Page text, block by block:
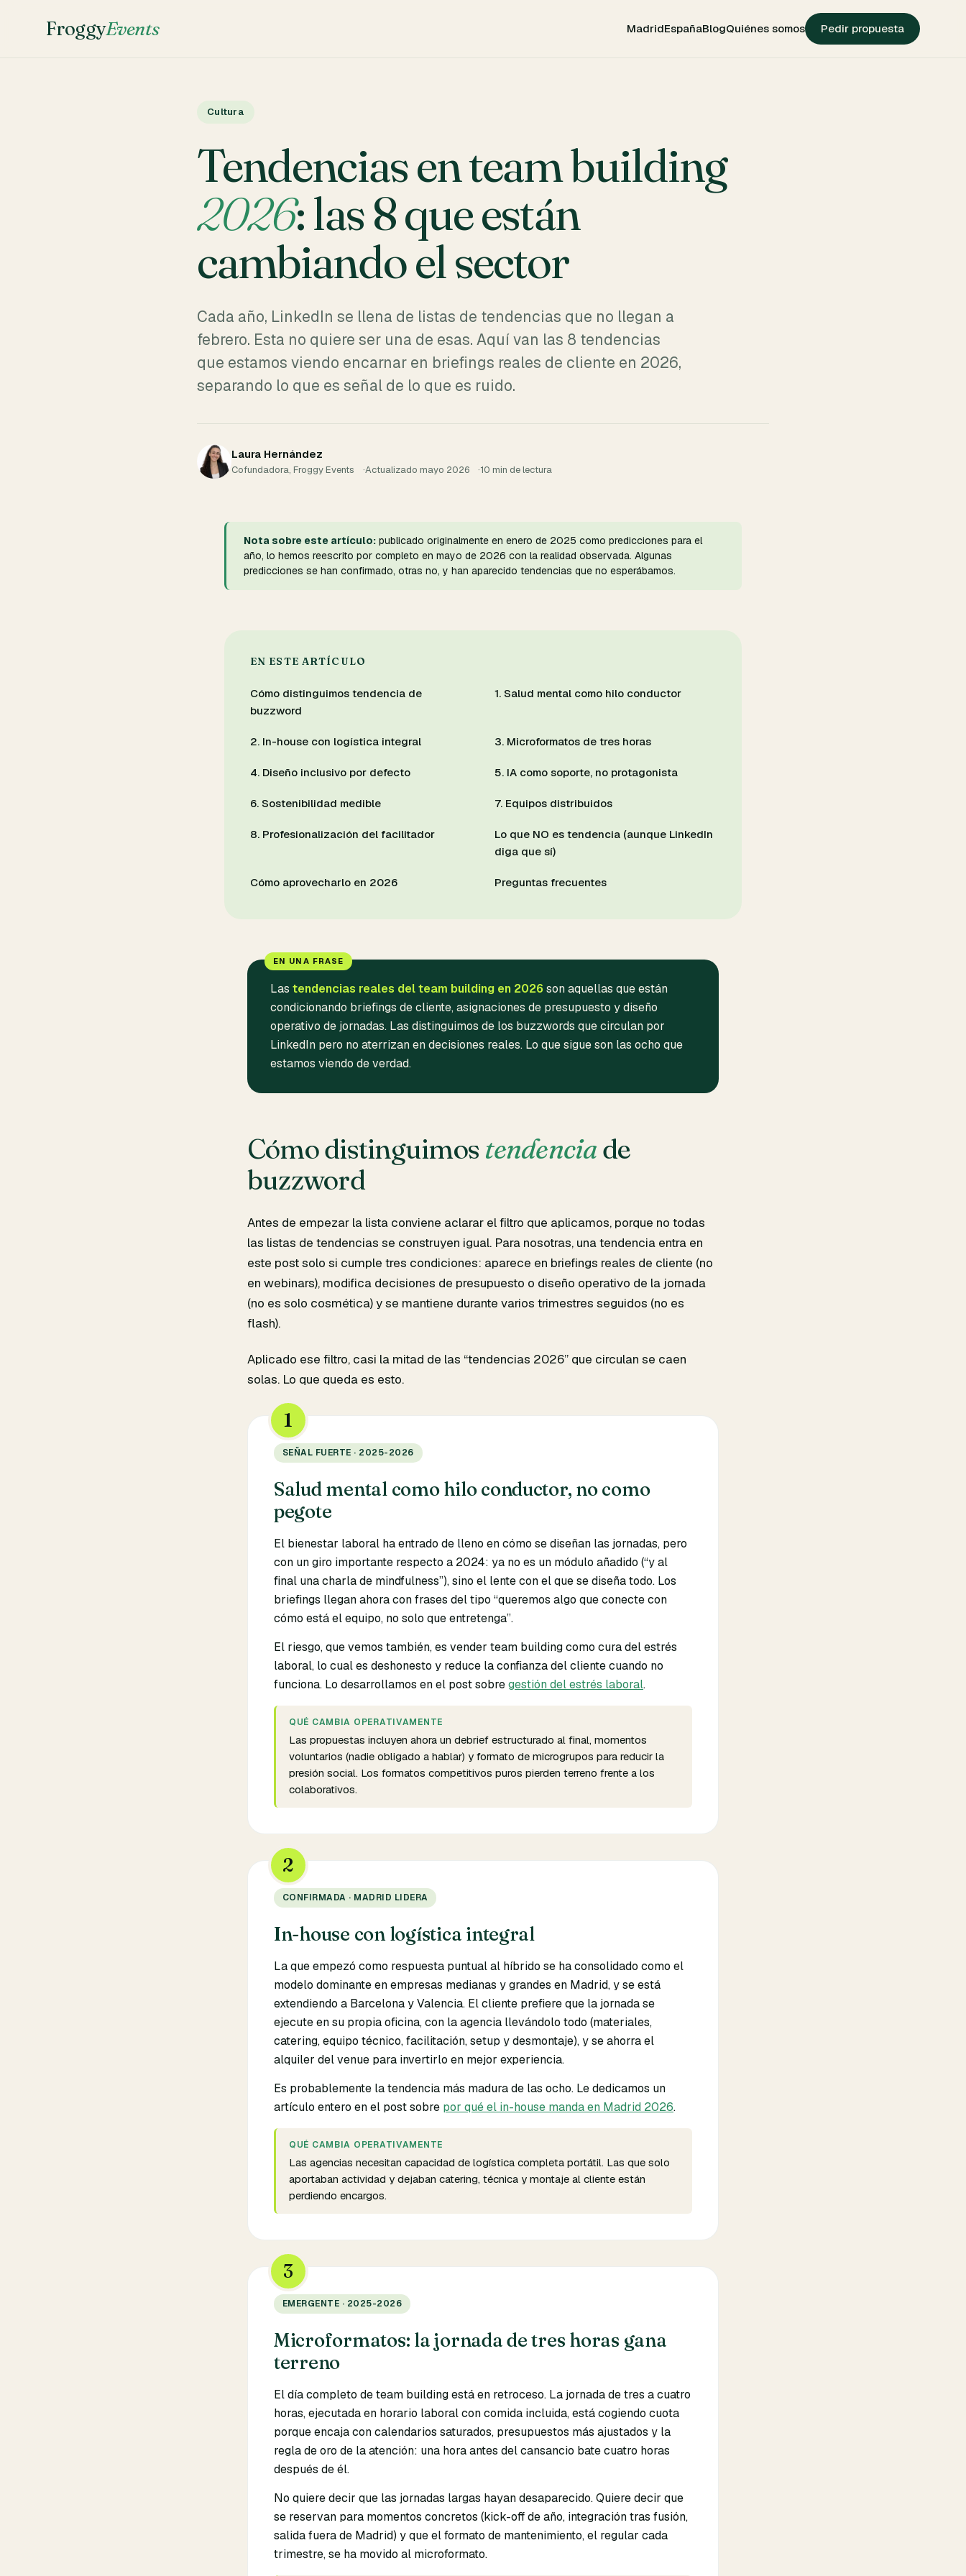
FroggyEvents MadridEspañaBlogQuiénes somos Pedir propuesta
Cultura
Tendencias en team building
2026: las 8 que están
cambiando el sector
Cada año, LinkedIn se llena de listas de tendencias que no llegan a
febrero. Esta no quiere ser una de esas. Aquí van las 8 tendencias
que estamos viendo encarnar en briefings reales de cliente en 2026,
separando lo que es señal de lo que es ruido.
Laura Hernández
Cofundadora, Froggy Events Actualizado mayo 2026 10 min de lectura
Nota sobre este artículo: publicado originalmente en enero de 2025 como predicciones para el
año, lo hemos reescrito por completo en mayo de 2026 con la realidad observada. Algunas
predicciones se han confirmado, otras no, y han aparecido tendencias que no esperábamos.
EN ESTE ARTÍCULO
Cómo distinguimos tendencia de
buzzword
1. Salud mental como hilo conductor
2. In-house con logística integral 3. Microformatos de tres horas
4. Diseño inclusivo por defecto 5. IA como soporte, no protagonista
6. Sostenibilidad medible 7. Equipos distribuidos
8. Profesionalización del facilitador
Lo que NO es tendencia (aunque LinkedIn
diga que sí)
Cómo aprovecharlo en 2026 Preguntas frecuentes
Las tendencias reales del team building en 2026 son aquellas que están
condicionando briefings de cliente, asignaciones de presupuesto y diseño
operativo de jornadas. Las distinguimos de los buzzwords que circulan por
LinkedIn pero no aterrizan en decisiones reales. Lo que sigue son las ocho que
estamos viendo de verdad.
Cómo distinguimos tendenciade
buzzword
Antes de empezar la lista conviene aclarar el filtro que aplicamos, porque no todas
las listas de tendencias se construyen igual. Para nosotras, una tendencia entra en
este post solo si cumple tres condiciones: aparece en briefings reales de cliente (no
en webinars), modifica decisiones de presupuesto o diseño operativo de la jornada
(no es solo cosmética) y se mantiene durante varios trimestres seguidos (no es
flash).
Aplicado ese filtro, casi la mitad de las “tendencias 2026” que circulan se caen
solas. Lo que queda es esto.
1
SEÑAL FUERTE · 2025-2026
Salud mental como hilo conductor, no como
pegote
El bienestar laboral ha entrado de lleno en cómo se diseñan las jornadas, pero
con un giro importante respecto a 2024: ya no es un módulo añadido (“y al
final una charla de mindfulness”), sino el lente con el que se diseña todo. Los
briefings llegan ahora con frases del tipo “queremos algo que conecte con
cómo está el equipo, no solo que entretenga”.
El riesgo, que vemos también, es vender team building como cura del estrés
laboral, lo cual es deshonesto y reduce la confianza del cliente cuando no
funciona. Lo desarrollamos en el post sobregestión del estrés laboral.
QUÉ CAMBIA OPERATIVAMENTE
Las propuestas incluyen ahora un debrief estructurado al final, momentos
voluntarios (nadie obligado a hablar) y formato de microgrupos para reducir la
presión social. Los formatos competitivos puros pierden terreno frente a los
colaborativos.
2
CONFIRMADA · MADRID LIDERA
In-house con logística integral
La que empezó como respuesta puntual al híbrido se ha consolidado como el
modelo dominante en empresas medianas y grandes en Madrid, y se está
extendiendo a Barcelona y Valencia. El cliente prefiere que la jornada se
ejecute en su propia oficina, con la agencia llevándolo todo (materiales,
catering, equipo técnico, facilitación, setup y desmontaje), y se ahorra el
alquiler del venue para invertirlo en mejor experiencia.
Es probablemente la tendencia más madura de las ocho. Le dedicamos un
artículo entero en el post sobre por qué el in-house manda en Madrid 2026.
QUÉ CAMBIA OPERATIVAMENTE
Las agencias necesitan capacidad de logística completa portátil. Las que solo
aportaban actividad y dejaban catering, técnica y montaje al cliente están
perdiendo encargos.
3
EMERGENTE · 2025-2026
Microformatos: la jornada de tres horas gana
terreno
El día completo de team building está en retroceso. La jornada de tres a cuatro
horas, ejecutada en horario laboral con comida incluida, está cogiendo cuota
porque encaja con calendarios saturados, presupuestos más ajustados y la
regla de oro de la atención: una hora antes del cansancio bate cuatro horas
después de él.
No quiere decir que las jornadas largas hayan desaparecido. Quiere decir que
se reservan para momentos concretos (kick-off de año, integración tras fusión,
salida fuera de Madrid) y que el formato de mantenimiento, el regular cada
trimestre, se ha movido al microformato.